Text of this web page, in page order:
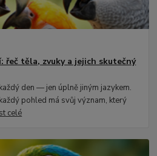
řeč těla, zvuky a jejich skutečný
den — jen úplně jiným jazykem.
pohled má svůj význam, který
celé